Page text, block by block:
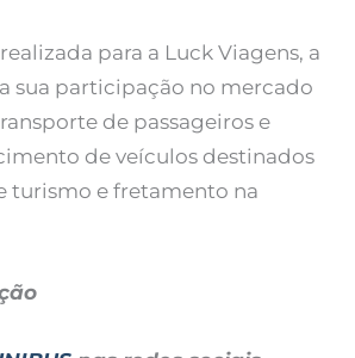
para a Luck Viagens, a
sua participação no mercado
de passageiros e
de veículos destinados
turismo e fretamento na